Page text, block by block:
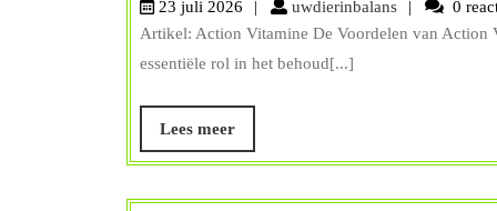
Voordelen
van
Action
Vitamine
voor
een
23 juli 2026 uwdierinbalans
0
Artikel: Action Vitamine De Voordelen van Action
essentiële rol in het behoud[...]
Lees meerLees
meer